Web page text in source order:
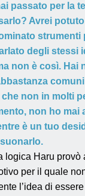
passato per la
Avrei
strumenti
degli stessi
non è così. Hai
non in molti
non ho mai
è un tuo
logica Haru provò
per il quale
l’idea di